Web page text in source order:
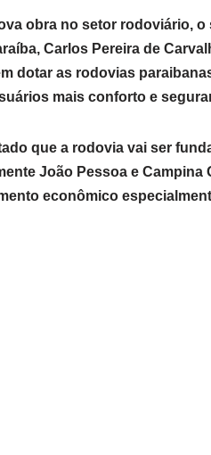
obra no setor rodoviário,
Carlos Pereira de
dotar as rodovias
mais conforto e
que a rodovia vai ser
João Pessoa e
econômico